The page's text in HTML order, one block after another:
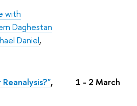
with
Daghestan
Daniel,
,
1 - 2 March